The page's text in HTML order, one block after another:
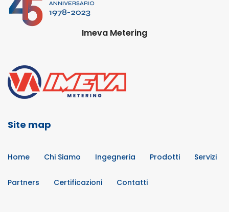
Imeva Metering
Site map
Home Chi Siamo Ingegneria Prodotti Servizi
Partners Certificazioni Contatti